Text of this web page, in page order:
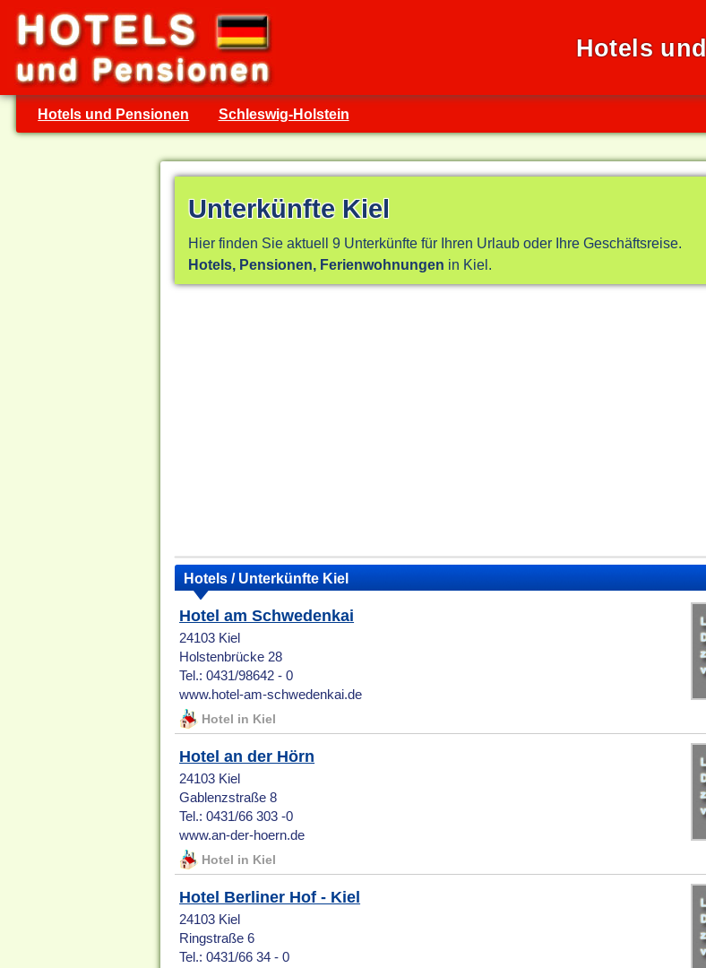
Hotels
Hotels und Pensionen Schleswig-Holstein
Unterkünfte Kiel
Hier finden Sie aktuell 9 Unterkünfte für Ihren Urlaub oder Ihre Geschäftsreise.
Hotels, Pensionen, Ferienwohnungen in Kiel.
Hotels / Unterkünfte Kiel
Hotel am Schwedenkai
24103 Kiel
Holstenbrücke 28
Tel.: 0431/98642 - 0
www.hotel-am-schwedenkai.de
Hotel in Kiel
Hotel an der Hörn
24103 Kiel
Gablenzstraße 8
Tel.: 0431/66 303 -0
www.an-der-hoern.de
Hotel in Kiel
Hotel Berliner Hof - Kiel
24103 Kiel
Ringstraße 6
Tel.: 0431/66 34 - 0